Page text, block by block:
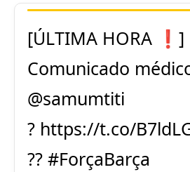
[ÚLTIMA HORA ❗]
Comunicado
@samumtiti
? https://t.co/
?? #ForçaBarça